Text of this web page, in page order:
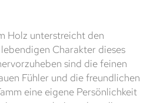
Holz unterstreicht den
Charakter dieses
sind die feinen
Fühler und die freundlichen
eine eigene Persönlichkeit